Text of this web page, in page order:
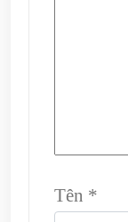
Tên *